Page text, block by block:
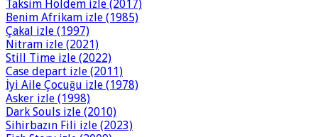
Taksim Holdem izle (2017)
Benim Afrikam izle (1985)
Çakal izle (1997)
Nitram izle (2021)
Still Time izle (2022)
Case depart izle (2011)
İyi Aile Çocuğu izle (1978)
Asker izle (1998)
Dark Souls izle (2010)
Sihirbazın Fili izle (2023)